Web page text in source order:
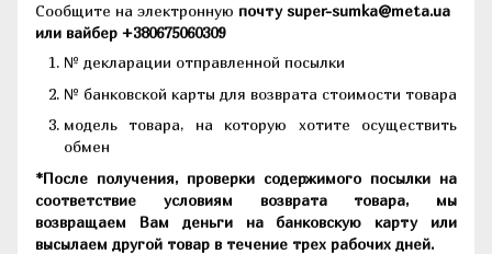
Сообщите на электронную почту super-sumka@meta.ua
или вайбер +380675060309
№ декларации отправленной посылки
№ банковской карты для возврата стоимости товара
модель товара, на которую хотите осуществить
обмен
*После получения, проверки содержимого посылки на
соответствие условиям возврата товара, мы
возвращаем Вам деньги на банковскую карту или
высылаем другой товар в течение трех рабочих дней.